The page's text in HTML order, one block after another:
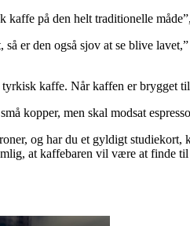
på den helt traditionelle
er den også sjov at se blive
kaffe. Når kaffen er brygget
kopper, men skal modsat
og har du et gyldigt
at kaffebaren vil være at finde